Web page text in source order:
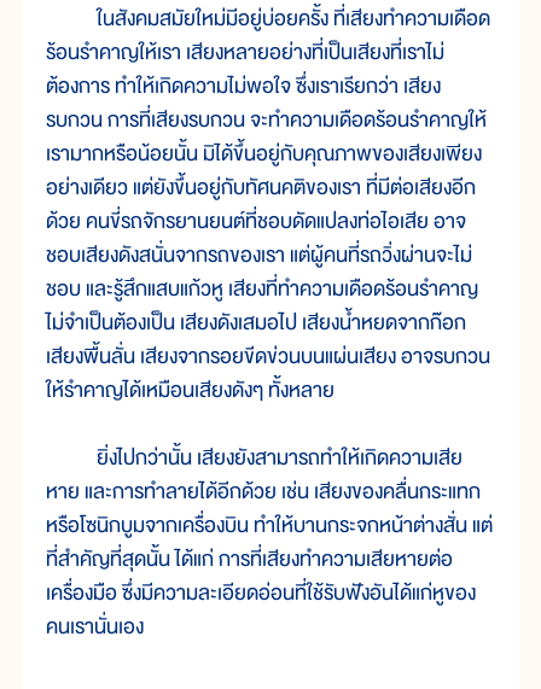
ในสังคมสมัยใหม่มีอยู่บ่อยครั้ง ที่เสียงทำความเดือด
ร้อนรำคาญให้เรา เสียงหลายอย่างที่เป็นเสียงที่เราไม่
ต้องการ ทำให้เกิดความไม่พอใจ ซึ่งเราเรียกว่า เสียง
รบกวน การที่เสียงรบกวน จะทำความเดือดร้อนรำคาญให้
เรามากหรือน้อยนั้น มิได้ขึ้นอยู่กับคุณภาพของเสียงเพียง
อย่างเดียว แต่ยังขึ้นอยู่กับทัศนคติของเรา ที่มีต่อเสียงอีก
ด้วย คนขี่รถจักรยานยนต์ที่ชอบดัดแปลงท่อไอเสีย อาจ
ชอบเสียงดังสนั่นจากรถของเรา แต่ผู้คนที่รถวิ่งผ่านจะไม่
ชอบ และรู้สึกแสบแก้วหู เสียงที่ทำความเดือดร้อนรำคาญ
ไม่จำเป็นต้องเป็น เสียงดังเสมอไป เสียงน้ำหยดจากก๊อก
เสียงพื้นลั่น เสียงจากรอยขีดข่วนบนแผ่นเสียง อาจรบกวน
ให้รำคาญได้เหมือนเสียงดังๆ ทั้งหลาย
ยิ่งไปกว่านั้น เสียงยังสามารถทำให้เกิดความเสีย
หาย และการทำลายได้อีกด้วย เช่น เสียงของคลื่นกระแทก
หรือโซนิกบูมจากเครื่องบิน ทำให้บานกระจกหน้าต่างสั่น แต่
ที่สำคัญที่สุดนั้น ได้แก่ การที่เสียงทำความเสียหายต่อ
เครื่องมือ ซึ่งมีความละเอียดอ่อนที่ใช้รับฟังอันได้แก่หูของ
คนเรานั่นเอง